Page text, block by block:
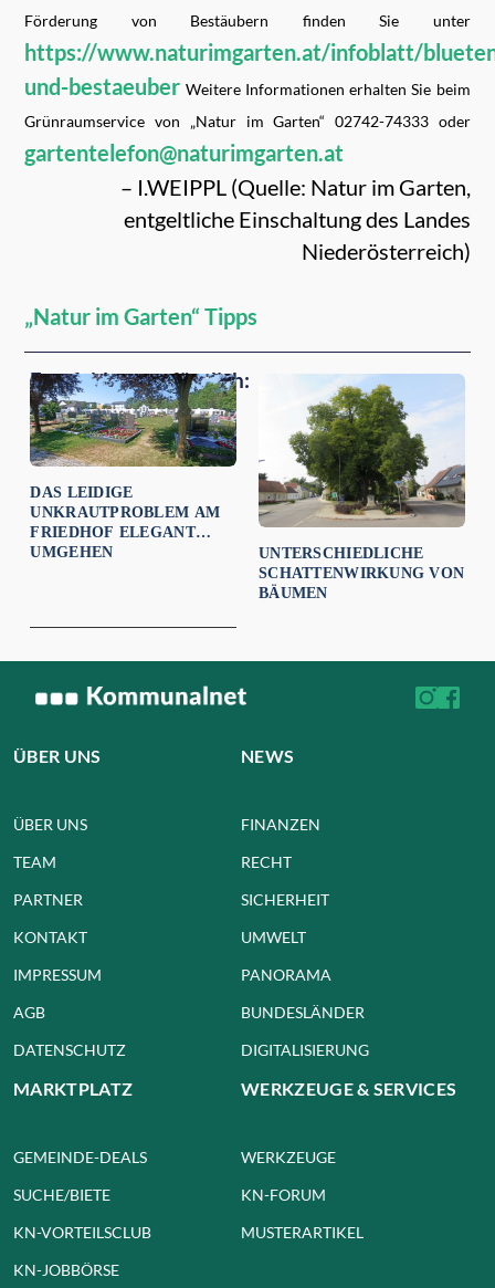
Förderung von Bestäubern finden Sie unter
https://www.naturimgarten.at/infoblatt/
und-bestaeuber Weitere Informationen erhalten Sie beim
Grünraumservice von „Natur im Garten“ 02742-74333 oder
gartentelefon@naturimgarten.at
– I.WEIPPL (Quelle: Natur im Garten,
entgeltliche Einschaltung des Landes
Niederösterreich)
„Natur im Garten“ Tipps
Empfehlungen für dich:
DAS LEIDIGE
UNKRAUTPROBLEM AM
FRIEDHOF ELEGANT
UMGEHEN
UNTERSCHIEDLICHE
SCHATTENWIRKUNG VON
BÄUMEN
ÜBER UNS
ÜBER UNS
TEAM
PARTNER
KONTAKT
IMPRESSUM
AGB
DATENSCHUTZ
NEWS
FINANZEN
RECHT
SICHERHEIT
UMWELT
PANORAMA
BUNDESLÄNDER
DIGITALISIERUNG
MARKTPLATZ
GEMEINDE-DEALS
SUCHE/BIETE
KN-VORTEILSCLUB
KN-JOBBÖRSE
WERKZEUGE & SERVICES
WERKZEUGE
KN-FORUM
MUSTERARTIKEL